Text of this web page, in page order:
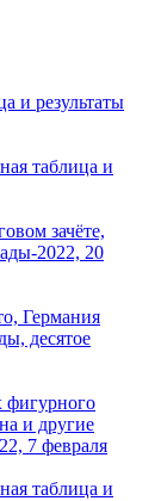
и результаты
таблица и
зачёте,
2022, 20
Германия
десятое
фигурного
и другие
7 февраля
таблица и